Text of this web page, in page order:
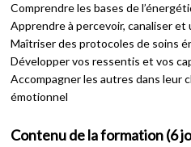
Comprendre les bases de
Apprendre à percevoir, canaliser
Maîtriser des protocoles de soins
Développer vos ressentis et vos
Accompagner les autres dans leur
émotionnel
Contenu de la formation (6